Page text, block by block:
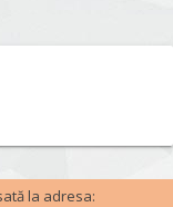
la adresa: